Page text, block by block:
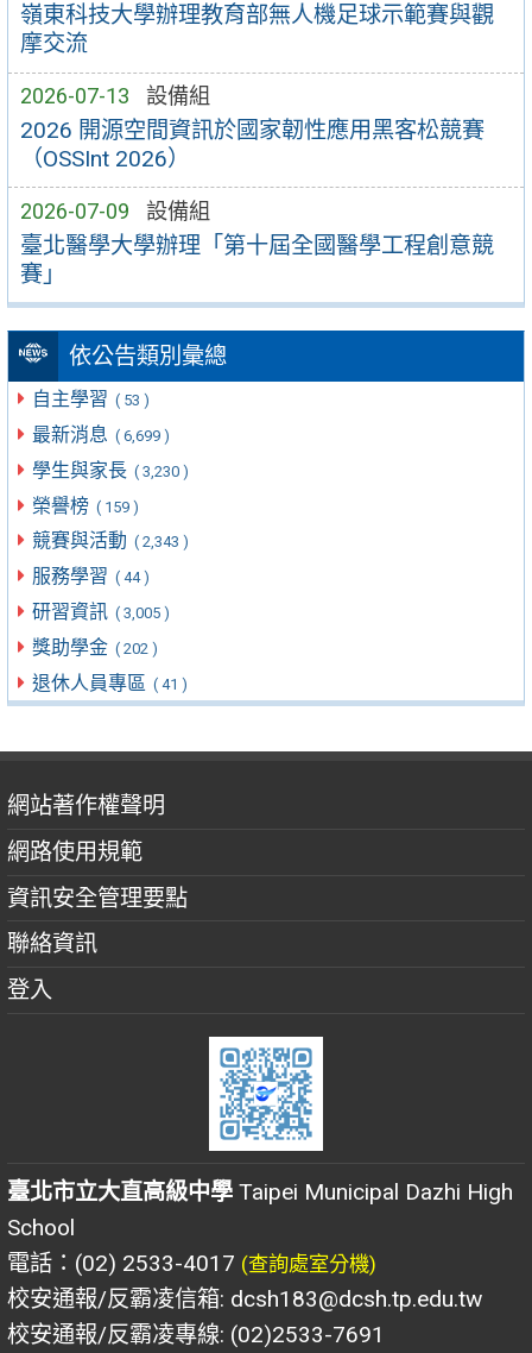
嶺東科技大學辦理教育部無人機足球示範賽與觀
摩交流
2026-07-13 設備組
2026 開源空間資訊於國家韌性應用黑客松競賽
（OSSInt 2026）
2026-07-09 設備組
臺北醫學大學辦理「第十屆全國醫學工程創意競
賽」
依公告類別彙總
自主學習 ( 53 )
最新消息 ( 6,699 )
學生與家長 ( 3,230 )
榮譽榜 ( 159 )
競賽與活動 ( 2,343 )
服務學習 ( 44 )
研習資訊 ( 3,005 )
獎助學金 ( 202 )
退休人員專區 ( 41 )
網站著作權聲明
網路使用規範
資訊安全管理要點
聯絡資訊
登入
臺北市立大直高級中學 Taipei Municipal Dazhi High
School
電話：(02) 2533-4017 (查詢處室分機)
校安通報/反霸凌信箱: dcsh183@dcsh.tp.edu.tw
校安通報/反霸凌專線: (02)2533-7691